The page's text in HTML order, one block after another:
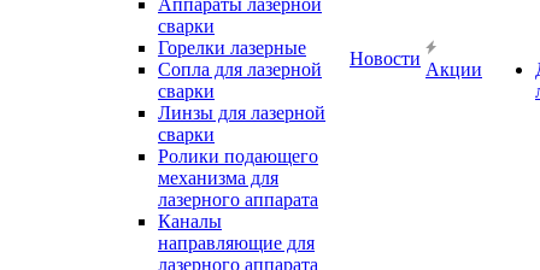
Аппараты лазерной
сварки
Горелки лазерные
Сопла для лазерной
сварки
Линзы для лазерной
сварки
Ролики подающего
механизма для
лазерного аппарата
Каналы
направляющие для
лазерного аппарата
Новости
Акции